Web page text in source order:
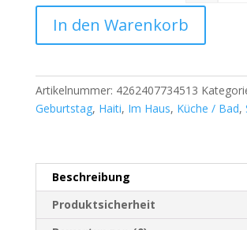
In den Warenkorb
Artikelnummer: 4262407734513
Geburtstag, Haiti, Im Haus, Küche / Bad,
Beschreibung
Produktsicherheit